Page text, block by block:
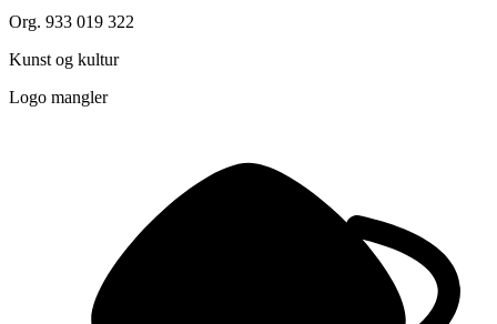
Org. 933 019 322
Kunst og kultur
Logo mangler